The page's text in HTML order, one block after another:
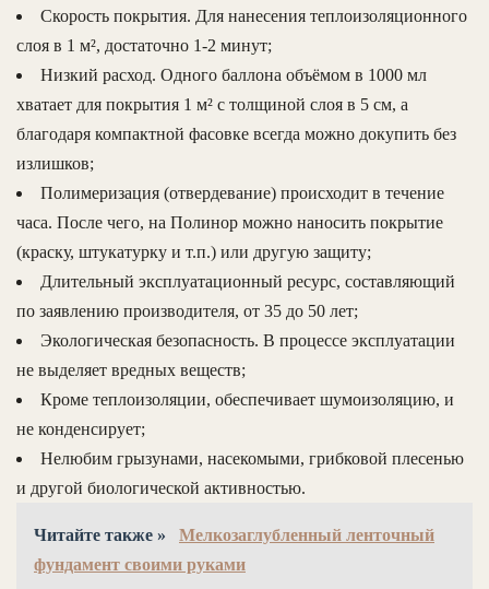
Скорость покрытия. Для нанесения теплоизоляционного
слоя в 1 м², достаточно 1-2 минут;
Низкий расход. Одного баллона объёмом в 1000 мл
хватает для покрытия 1 м² с толщиной слоя в 5 см, а
благодаря компактной фасовке всегда можно докупить без
излишков;
Полимеризация (отвердевание) происходит в течение
часа. После чего, на Полинор можно наносить покрытие
(краску, штукатурку и т.п.) или другую защиту;
Длительный эксплуатационный ресурс, составляющий
по заявлению производителя, от 35 до 50 лет;
Экологическая безопасность. В процессе эксплуатации
не выделяет вредных веществ;
Кроме теплоизоляции, обеспечивает шумоизоляцию, и
не конденсирует;
Нелюбим грызунами, насекомыми, грибковой плесенью
и другой биологической активностью.
Читайте также »
Мелкозаглубленный ленточный
фундамент своими руками